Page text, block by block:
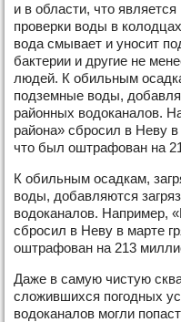
и в области, что
проверки воды в
вода смывает и уносит
бактерии и другие не
людей. К обильным
подземные воды,
районных водоканалов.
района» сбросил в Неву в
что был оштрафован на
К обильным осадкам,
воды, добавляются
водоканалов. Например,
сбросил в Неву в марте
оштрафован на 213
Даже в самую чистую
сложившихся погодных
водоканалов могли